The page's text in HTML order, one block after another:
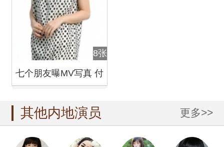
8张
七个朋友曝MV写真 付
其他内地演员 更多>>